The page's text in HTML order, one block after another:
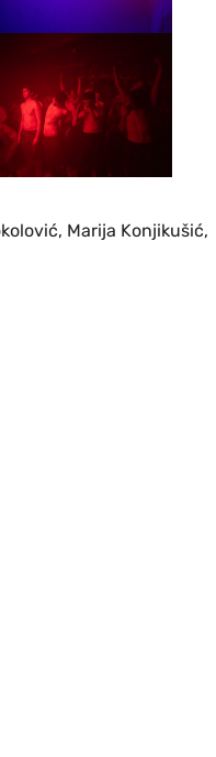
Marija Konjikušić,